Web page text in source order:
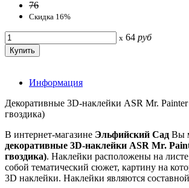
76
Скидка 16%
x 64 руб
Информация
Декоративные 3D-наклейки ASR Mr.
гвоздика)
В интернет-магазине Эльфийский Сад Вы
декоративные 3D-наклейки ASR Mr.
гвоздика). Наклейки расположены на
собой тематический сюжет, картину на
3D наклейки. Наклейки являются